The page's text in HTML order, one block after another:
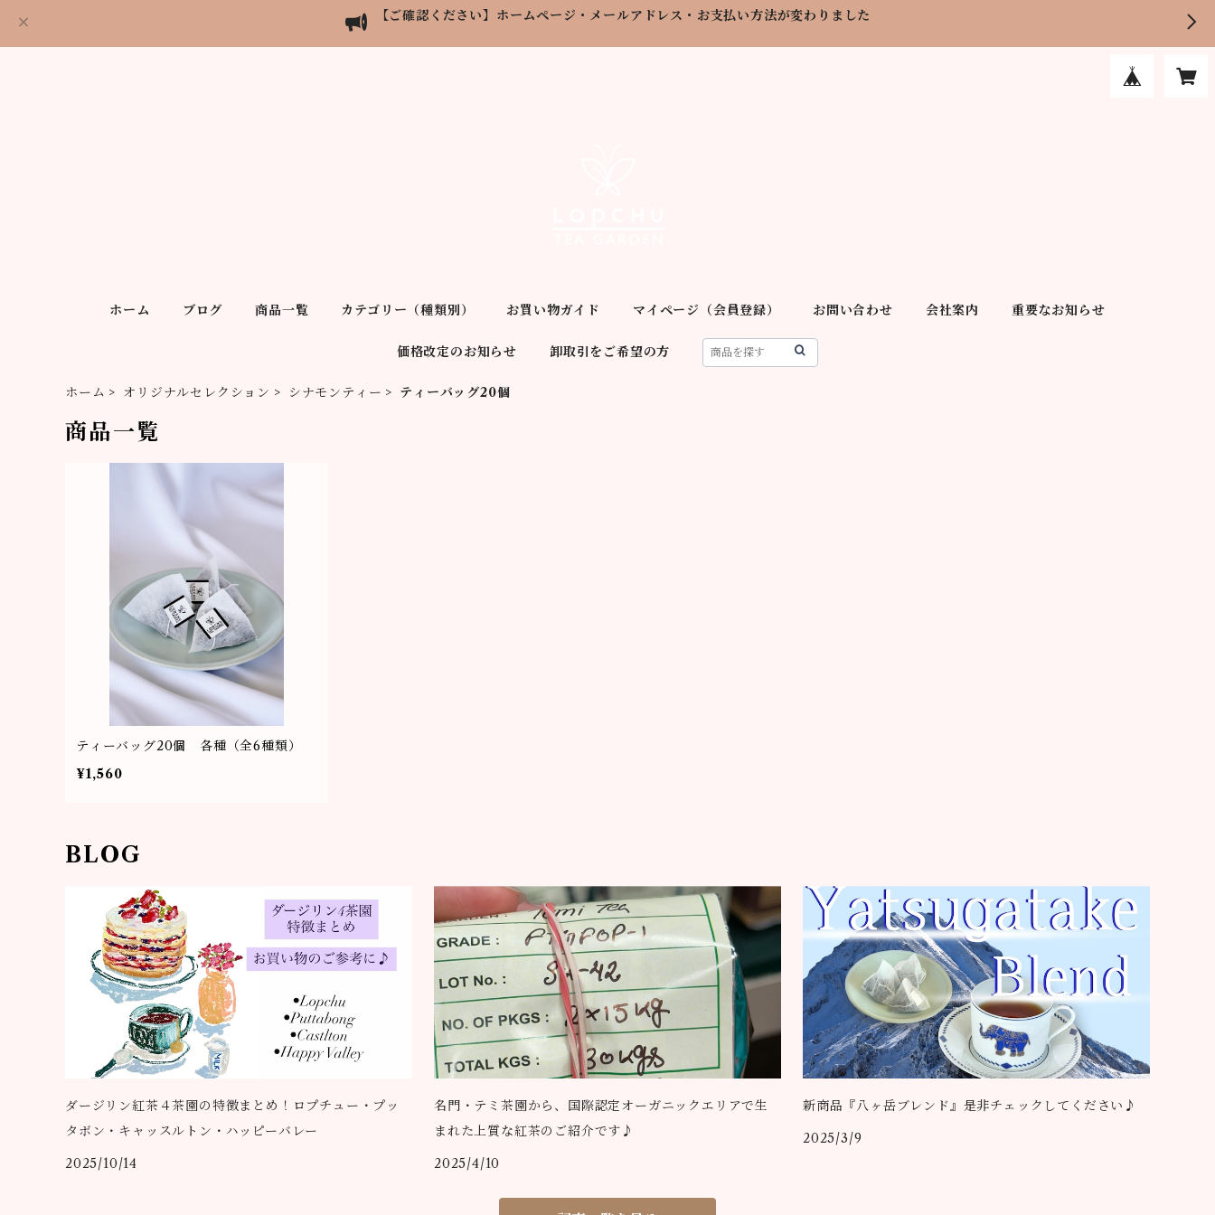
【ご確認ください】ホームページ・メールアドレス・お支払い方法が変わりました
ホーム ブログ 商品一覧 カテゴリー（種類別） お買い物ガイド マイページ（会員登録） お問い合わせ 会社案内 重要なお知らせ
価格改定のお知らせ 卸取引をご希望の方
ホーム オリジナルセレクション シナモンティー ティーバッグ20個
商品一覧
ティーバッグ20個 各種（全6種類）
¥1,560
BLOG
ダージリン紅茶４茶園の特徴まとめ！ロプチュー・プッ
タボン・キャッスルトン・ハッピーバレー
2025/10/14
名門・テミ茶園から、国際認定オーガニックエリアで生
まれた上質な紅茶のご紹介です♪
2025/4/10
新商品『八ヶ岳ブレンド』是非チェックしてください♪
2025/3/9